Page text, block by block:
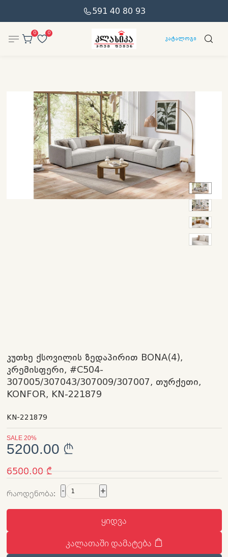
591 40 80 93
0 0
კატალოგი
კუთხე ქსოვილის ზედაპირით BONA(4),
კრემისფერი, #C504-
307005/307043/307009/307007, თურქეთი,
KONFOR, KN-221879
KN-221879
SALE 20%
5200.00 ₾
6500.00 ₾
ᲠᲐᲝᲓᲔᲜᲝᲑᲐ: - +
ᲧᲘᲓᲕᲐ
ᲙᲐᲚᲐᲗᲐᲨᲘ ᲓᲐᲛᲐᲢᲔᲑᲐ